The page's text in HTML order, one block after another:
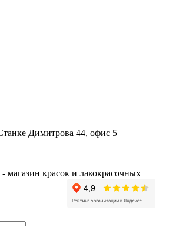
Димитрова 44, офис 5
магазин красок и лакокрасочных